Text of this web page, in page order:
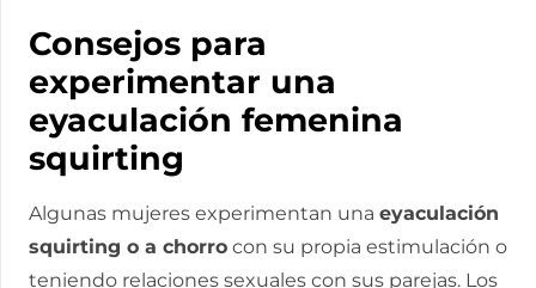
Consejos para
experimentar una
eyaculación femenina
squirting
Algunas mujeres experimentan una eyaculación
squirting o a chorro con su propia estimulación o
teniendo relaciones sexuales con sus parejas. Los